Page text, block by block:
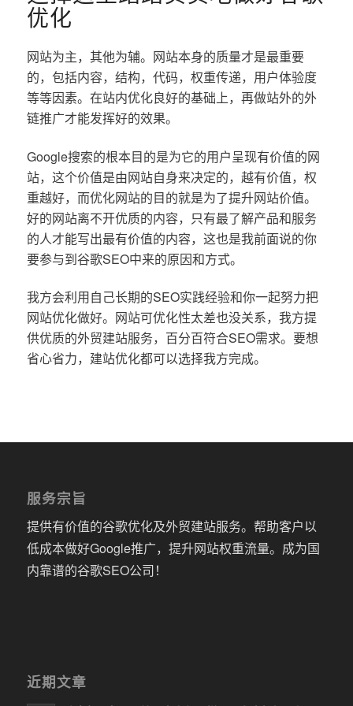
优化
网站为主，其他为辅。网站本身的质量才是最重要
的，包括内容，结构，代码，权重传递，用户体验度
等等因素。在站内优化良好的基础上，再做站外的外
链推广才能发挥好的效果。
Google搜索的根本目的是为它的用户呈现有价值的网
站，这个价值是由网站自身来决定的，越有价值，权
重越好，而优化网站的目的就是为了提升网站价值。
好的网站离不开优质的内容，只有最了解产品和服务
的人才能写出最有价值的内容，这也是我前面说的你
要参与到谷歌SEO中来的原因和方式。
我方会利用自己长期的SEO实践经验和你一起努力把
网站优化做好。网站可优化性太差也没关系，我方提
供优质的外贸建站服务，百分百符合SEO需求。要想
省心省力，建站优化都可以选择我方完成。
服务宗旨
提供有价值的谷歌优化及外贸建站服务。帮助客户以
低成本做好Google推广，提升网站权重流量。成为国
内靠谱的谷歌SEO公司！
近期文章